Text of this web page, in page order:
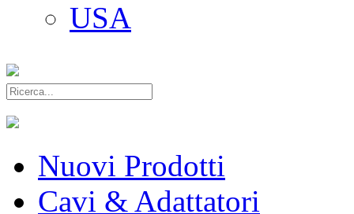
USA
Nuovi Prodotti
Cavi & Adattatori